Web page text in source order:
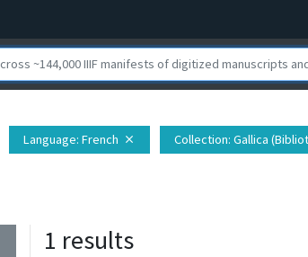
Language: French close Collection: Gallica
1 results